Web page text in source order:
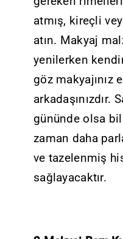
atmış, kireçli
atın. Makyaj
yenilerken
göz makyajınız
arkadaşınızdır.
gününde olsa
zaman daha
ve tazelenmiş
sağlayacaktır.